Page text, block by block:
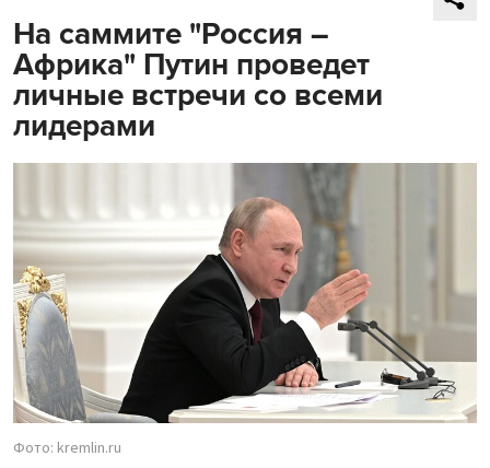
На саммите "Россия –
Африка" Путин проведет
личные встречи со всеми
лидерами
Фото: kremlin.ru